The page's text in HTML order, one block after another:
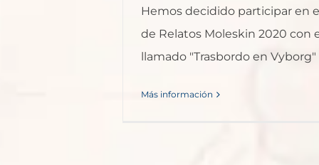
Hemos decidido participar en
de Relatos Moleskin 2020 con
llamado "Trasbordo en Vyborg"
Más información